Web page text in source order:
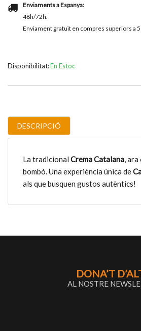
250g
Enviaments a Espanya:
48h/72h.
Enviament gratuït en compres superiors a
Disponibilitat:En Estoc
DESCRIPCIÓ
La tradicional Crema Catalana,
bombó. Una experiència única de
als que busquen gustos autèntics!
DONA’T
AL NOSTRE